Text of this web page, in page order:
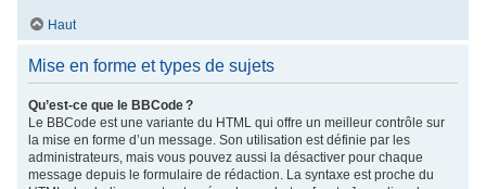
Haut
Mise en forme et types de sujets
Qu’est-ce que le BBCode ?
Le BBCode est une variante du HTML qui offre un meilleur contrôle sur
la mise en forme d’un message. Son utilisation est définie par les
administrateurs, mais vous pouvez aussi la désactiver pour chaque
message depuis le formulaire de rédaction. La syntaxe est proche du